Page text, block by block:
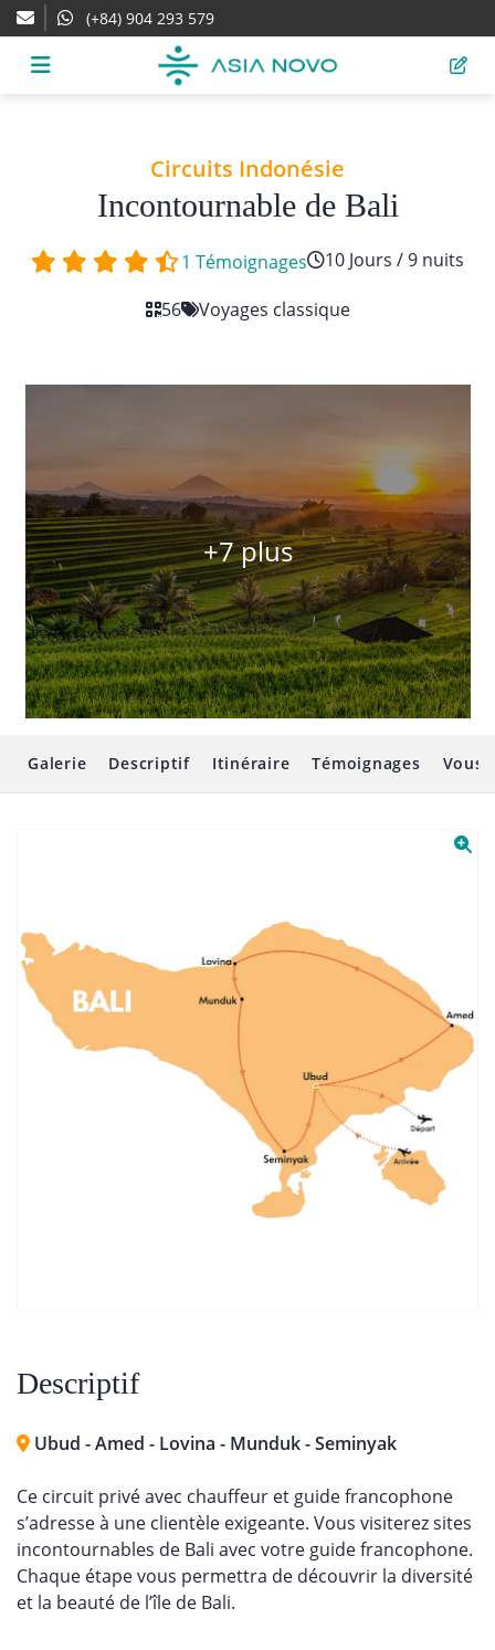
(+84) 904 293 579
Circuits Indonésie
Incontournable de Bali
1 Témoignages 10 Jours / 9 nuits
56 Voyages classique
+7 plus
Galerie Descriptif Itinéraire Témoignages Vous
Descriptif
Ubud - Amed - Lovina - Munduk - Seminyak
Ce circuit privé avec chauffeur et guide francophone
s’adresse à une clientèle exigeante. Vous visiterez sites
incontournables de Bali avec votre guide francophone.
Chaque étape vous permettra de découvrir la diversité
et la beauté de l’île de Bali.